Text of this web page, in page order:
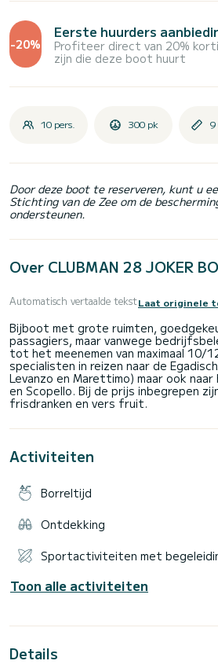
-20%
Eerste huurders
Profiteer direct van 20%
zijn die deze boot huurt
10 pers. 300 pk 9
Door deze boot te reserveren, kunt u
Stichting van de Zee om de
ondersteunen.
Over CLUBMAN 28 JOKER
Automatisch vertaalde tekstLaat originele
Bijboot met grote ruimten,
passagiers, maar vanwege
tot het meenemen van maximaal 10/
specialisten in reizen naar de
Levanzo en Marettimo) maar ook
en Scopello. Bij de prijs inbegrepen
Activiteiten
Borreltijd
Ontdekking
Sportactiviteiten met
Toon alle activiteiten
Details